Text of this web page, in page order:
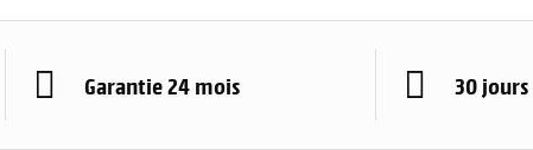
Garantie 24 mois 30